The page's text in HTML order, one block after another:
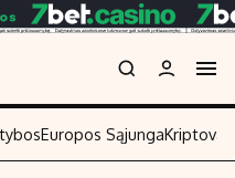
Europos Sąjunga